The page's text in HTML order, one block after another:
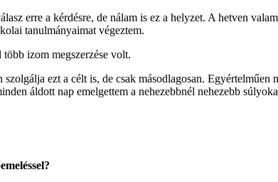
erre a kérdésre, de nálam is ez a helyzet. A hetven
tanulmányaimat végeztem.
izom megszerzése volt.
ezt a célt is, de csak másodlagosan.
áldott nap emelgettem a nehezebbnél nehezebb